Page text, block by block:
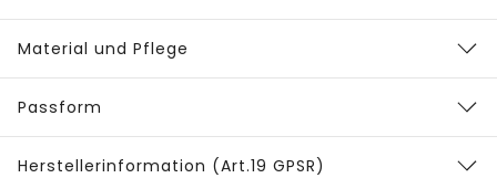
Material und Pflege
Passform
Herstellerinformation (Art.19 GPSR)